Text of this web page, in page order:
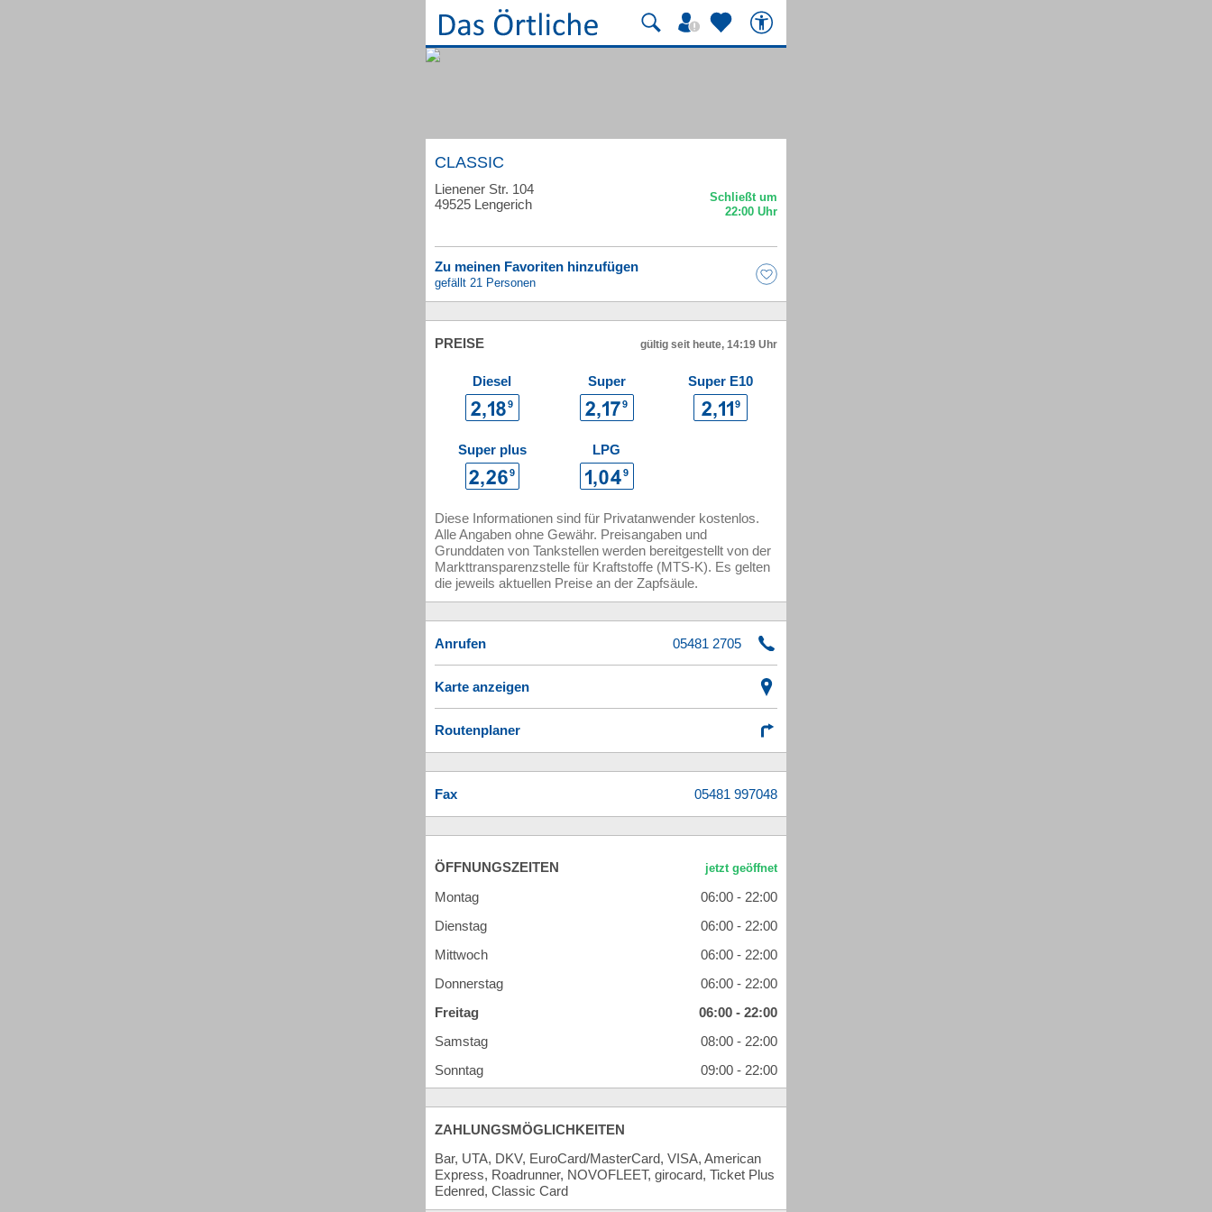
CLASSIC
Lienener Str. 104
49525 Lengerich
Zu meinen Favoriten hinzufügen
gefällt 21 Personen
PREISE gültig seit heute, 14:19 Uhr
Diesel Super Super E10
Super plus LPG
Diese Informationen sind für Privatanwender kostenlos.
Alle Angaben ohne Gewähr. Preisangaben und
Grunddaten von Tankstellen werden bereitgestellt von der
Markttransparenzstelle für Kraftstoffe (MTS-K). Es gelten
die jeweils aktuellen Preise an der Zapfsäule.
Anrufen
Karte anzeigen
Routenplaner
Fax
ÖFFNUNGSZEITEN
Montag
06:00 - 22:00
Dienstag
06:00 - 22:00
Mittwoch
06:00 - 22:00
Donnerstag
06:00 - 22:00
Freitag
06:00 - 22:00
Samstag
08:00 - 22:00
Sonntag
09:00 - 22:00
ZAHLUNGSMÖGLICHKEITEN
Bar, UTA, DKV, EuroCard/MasterCard, VISA, American
Express, Roadrunner, NOVOFLEET, girocard, Ticket Plus
Edenred, Classic Card